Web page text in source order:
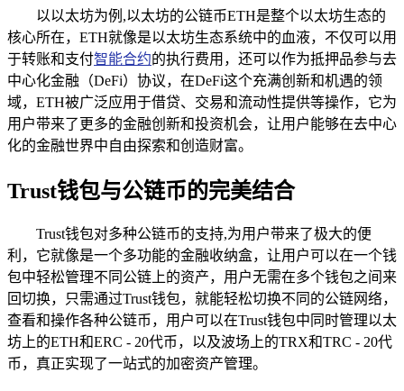
以以太坊为例,以太坊的公链币ETH是整个以太坊生态的
核心所在，ETH就像是以太坊生态系统中的血液，不仅可以用
于转账和支付智能合约的执行费用，还可以作为抵押品参与去
中心化金融（DeFi）协议，在DeFi这个充满创新和机遇的领
域，ETH被广泛应用于借贷、交易和流动性提供等操作，它为
用户带来了更多的金融创新和投资机会，让用户能够在去中心
化的金融世界中自由探索和创造财富。
Trust钱包与公链币的完美结合
Trust钱包对多种公链币的支持,为用户带来了极大的便
利，它就像是一个多功能的金融收纳盒，让用户可以在一个钱
包中轻松管理不同公链上的资产，用户无需在多个钱包之间来
回切换，只需通过Trust钱包，就能轻松切换不同的公链网络，
查看和操作各种公链币，用户可以在Trust钱包中同时管理以太
坊上的ETH和ERC - 20代币，以及波场上的TRX和TRC - 20代
币，真正实现了一站式的加密资产管理。